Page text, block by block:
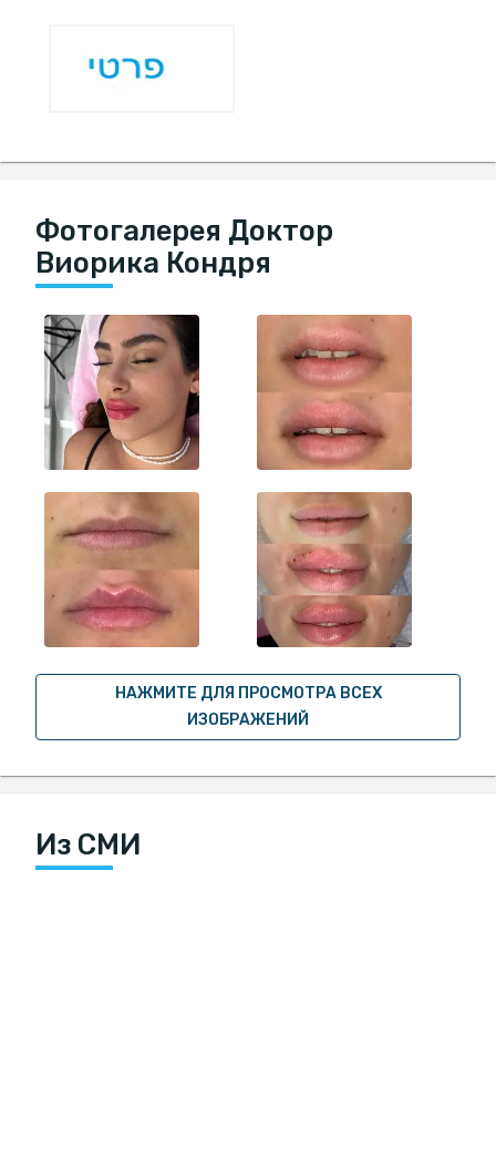
Фотогалерея Доктор
Виорика Кондря
НАЖМИТЕ ДЛЯ ПРОСМОТРА ВСЕХ
ИЗОБРАЖЕНИЙ
Из СМИ